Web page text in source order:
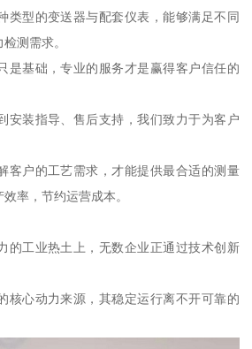
类型的变送器与配套仪表，能够满足不同
测需求。
是基础，专业的服务才是赢得客户信任的
安装指导、售后支持，我们致力于为客户
客户的工艺需求，才能提供最合适的测量
率，节约运营成本。
的工业热土上，无数企业正通过技术创新
核心动力来源，其稳定运行离不开可靠的